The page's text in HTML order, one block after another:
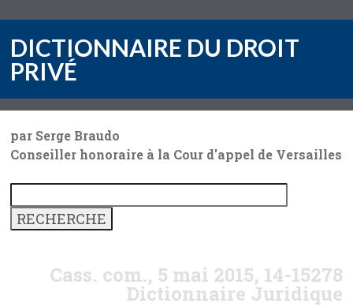
DICTIONNAIRE DU DROIT
PRIVÉ
par Serge Braudo
Conseiller honoraire à la Cour d'appel de Versailles
Cass. com., 5 mai 2015, 14-15278
Dictionnaire Juridique